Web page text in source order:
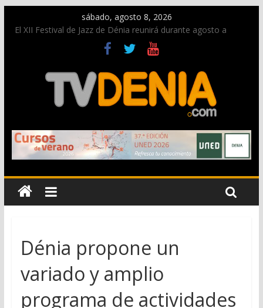
sábado, agosto 8, 2026
El XII Festival de Jazz de Dénia reunirá durante agosto a
figuras nacionales e internacionales en los Jardins de
Una nueva oportunidad para donar sangre en Cruz Roja
El bando moro protagonista en la Segunda Entraeta Festera
Paco Adsuar dona al Arxiu de Dénia más de 50.000 imágenes
La Entraeta Festera llena de ambiente la calle Marqués de
Campo con la recepción a la Capitanía Cristiana
Dénia propone un
variado y amplio
programa de actividades